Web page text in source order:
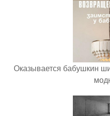
Оказывается бабушкин